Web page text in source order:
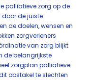
palliatieve zorg op de
door de juiste
de doelen, wensen en
zorgverleners
van zorg blijkt
de belangrijkste
zorgplan palliatieve
obstakel te slechten